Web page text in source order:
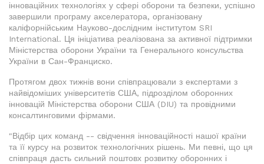
інноваційних технологіях у сфері оборони та безпеки, успішно
завершили програму акселератора, організовану
каліфорнійським Науково-дослідним інститутом SRI
International. Ця ініціатива реалізована за активної підтримки
Міністерства оборони України та Генерального консульства
України в Сан-Франциско.
Протягом двох тижнів вони співпрацювали з експертами з
найвідоміших університетів США, підрозділом оборонних
інновацій Міністерства оборони США (DIU) та провідними
консалтинговими фірмами.
"Відбір цих команд -- свідчення інноваційності нашої країни
та її курсу на розвиток технологічних рішень. Ми певні, що ця
співпраця дасть сильний поштовх розвитку оборонних і